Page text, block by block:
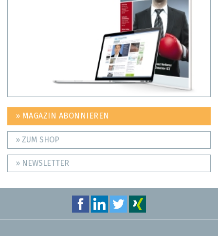
» MAGAZIN ABONNIEREN
» ZUM SHOP
» NEWSLETTER